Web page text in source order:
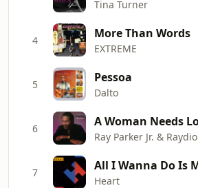
Tina Turner
4 More Than Words
EXTREME
5 Pessoa
Dalto
6
Ray Parker Jr. & Raydio
7
Heart